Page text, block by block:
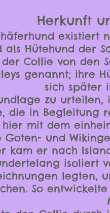
Herkunft
existiert
Hütehund der
Collie von den
genannt; ihre
sich später
zu urteilen,
die in Begleitung
mit dem
Goten- und
kam er nach
isoliert
legten,
So